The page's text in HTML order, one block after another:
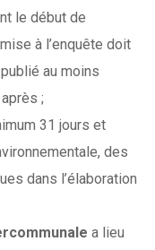
le début de
à l’enquête doit
au moins
;
31 jours et
des
dans l’élaboration
a lieu